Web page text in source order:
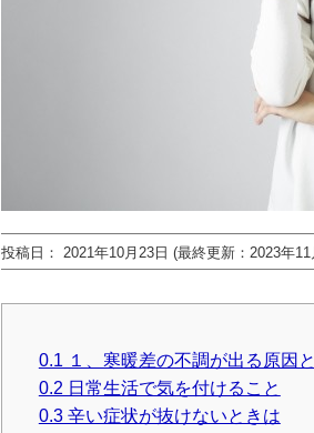
投稿日 2021年10月23日 (最終更新：2023年11
0.1 １、寒暖差の不調が出る原因
0.2 日常生活で気を付けること
0.3 辛い症状が抜けないときは